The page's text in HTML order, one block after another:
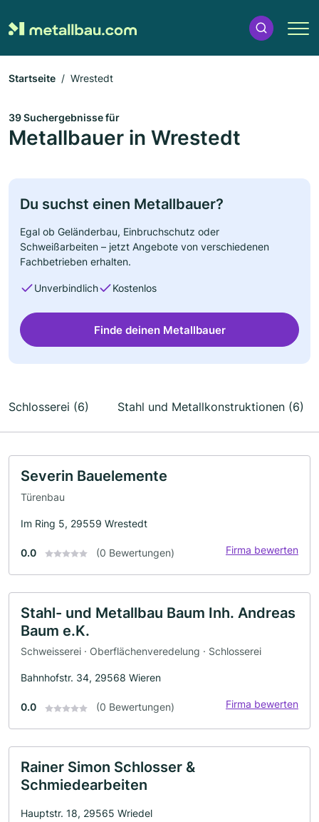
Startseite Wrestedt
39 Suchergebnisse für
Metallbauer in Wrestedt
Du suchst einen Metallbauer?
Egal ob Geländerbau, Einbruchschutz oder
Schweißarbeiten – jetzt Angebote von verschiedenen
Fachbetrieben erhalten.
Unverbindlich Kostenlos
Finde deinen Metallbauer
Schlosserei (6) Stahl und Metallkonstruktionen (6)
Severin Bauelemente
Türenbau
Im Ring 5, 29559 Wrestedt
0.0 (0 Bewertungen) Firma bewerten
Stahl- und Metallbau Baum Inh. Andreas
Baum e.K.
Schweisserei · Oberflächenveredelung · Schlosserei
Bahnhofstr. 34, 29568 Wieren
0.0 (0 Bewertungen) Firma bewerten
Rainer Simon Schlosser &
Schmiedearbeiten
Hauptstr. 18, 29565 Wriedel